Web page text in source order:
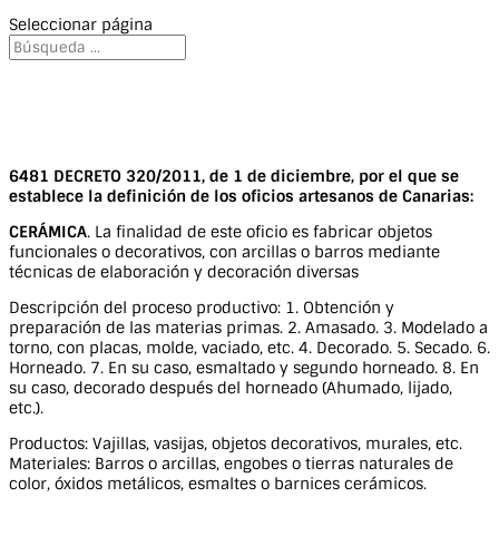
Seleccionar página
6481 DECRETO 320/2011, de 1 de diciembre, por el que se
establece la definición de los oficios artesanos de Canarias:
CERÁMICA. La finalidad de este oficio es fabricar objetos
funcionales o decorativos, con arcillas o barros mediante
técnicas de elaboración y decoración diversas
Descripción del proceso productivo: 1. Obtención y
preparación de las materias primas. 2. Amasado. 3. Modelado a
torno, con placas, molde, vaciado, etc. 4. Decorado. 5. Secado. 6.
Horneado. 7. En su caso, esmaltado y segundo horneado. 8. En
su caso, decorado después del horneado (Ahumado, lijado,
etc.).
Productos: Vajillas, vasijas, objetos decorativos, murales, etc.
Materiales: Barros o arcillas, engobes o tierras naturales de
color, óxidos metálicos, esmaltes o barnices cerámicos.